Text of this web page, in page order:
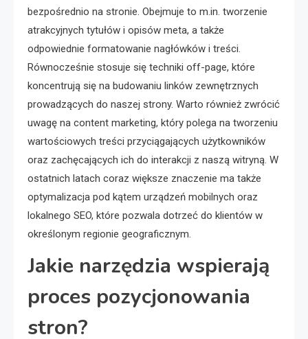
bezpośrednio na stronie. Obejmuje to m.in. tworzenie
atrakcyjnych tytułów i opisów meta, a także
odpowiednie formatowanie nagłówków i treści.
Równocześnie stosuje się techniki off-page, które
koncentrują się na budowaniu linków zewnętrznych
prowadzących do naszej strony. Warto również zwrócić
uwagę na content marketing, który polega na tworzeniu
wartościowych treści przyciągających użytkowników
oraz zachęcających ich do interakcji z naszą witryną. W
ostatnich latach coraz większe znaczenie ma także
optymalizacja pod kątem urządzeń mobilnych oraz
lokalnego SEO, które pozwala dotrzeć do klientów w
określonym regionie geograficznym.
Jakie narzędzia wspierają
proces pozycjonowania
stron?